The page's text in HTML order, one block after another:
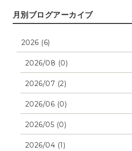
月別ブログアーカイブ
2026 (6)
2026/08 (0)
2026/07 (2)
2026/06 (0)
2026/05 (0)
2026/04 (1)